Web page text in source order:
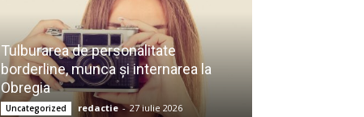
Tulburarea de personalitate
borderline, munca și internarea la
Obregia
Uncategorized redactie - 27 iulie 2026